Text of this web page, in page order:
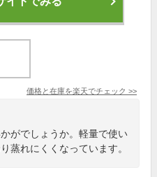
価格と在庫を楽天でチェック >>
がでしょうか。軽量で使い
蒸れにくくなっています。